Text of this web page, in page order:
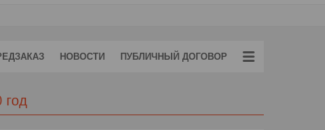
НОВОСТИ ПУБЛИЧНЫЙ ДОГОВОР
год